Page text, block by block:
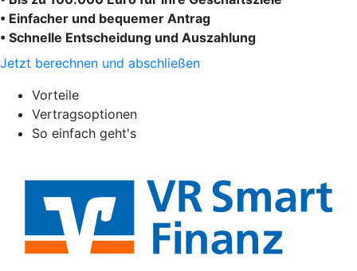
• Einfacher und bequemer Antrag
• Schnelle Entscheidung und Auszahlung
Jetzt berechnen und abschließen
Vorteile
Vertragsoptionen
So einfach geht's